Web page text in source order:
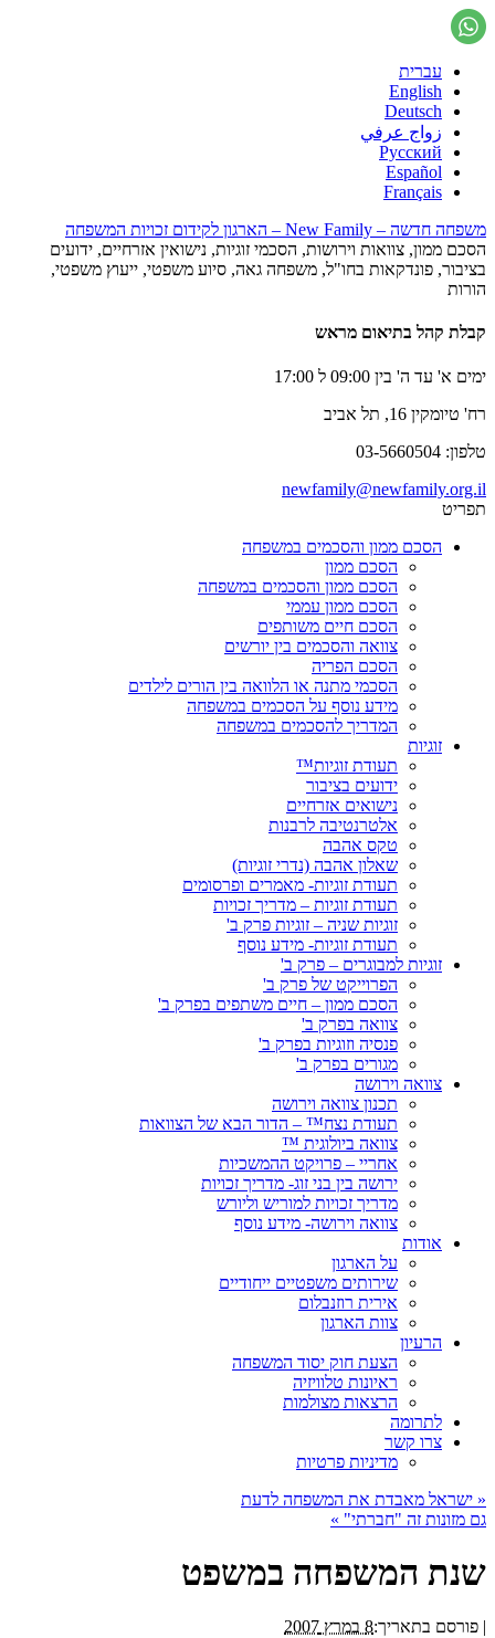
עברית
English
Deutsch
زواج عرفي
Русский
Español
Français
משפחה חדשה – New Family – הארגון לקידום זכויות המשפחה
הסכם ממון, צוואות וירושות, הסכמי זוגיות, נישואין אזרחיים, ידועים
בציבור, פונדקאות בחו"ל, משפחה גאה, סיוע משפטי, ייעוץ משפטי,
הורות
קבלת קהל בתיאום מראש
ימים א' עד ה' בין 09:00 ל 17:00
רח' טיומקין 16, תל אביב
טלפון: 03-5660504
newfamily@newfamily.org.il
תפריט
הסכם ממון והסכמים במשפחה
הסכם ממון
הסכם ממון והסכמים במשפחה
הסכם ממון עממי
הסכם חיים משותפים
צוואה והסכמים בין יורשים
הסכם הפריה
הסכמי מתנה או הלוואה בין הורים לילדים
מידע נוסף על הסכמים במשפחה
המדריך להסכמים במשפחה
זוגיות
תעודת זוגיות™
ידועים בציבור
נישואים אזרחיים
אלטרנטיבה לרבנות
טקס אהבה
שאלון אהבה (נדרי זוגיות)
תעודת זוגיות- מאמרים ופרסומים
תעודת זוגיות – מדריך זכויות
זוגיות שניה – זוגיות פרק ב'
תעודת זוגיות- מידע נוסף
זוגיות למבוגרים – פרק ב'
הפרוייקט של פרק ב'
הסכם ממון – חיים משתפים בפרק ב'
צוואה בפרק ב'
פנסיה וזוגיות בפרק ב'
מגורים בפרק ב'
צוואה וירושה
תכנון צוואה וירושה
תעודת נצח™ – הדור הבא של הצוואות
צוואה ביולוגית ™
אחריי – פרויקט ההמשכיות
ירושה בין בני זוג- מדריך זכויות
מדריך זכויות למוריש וליורש
צוואה וירושה- מידע נוסף
אודות
על הארגון
שירותים משפטיים ייחודיים
אירית רוזנבלום
צוות הארגון
הרעיון
הצעת חוק יסוד המשפחה
ראיונות טלוויזיה
הרצאות מצולמות
לתרומה
צרו קשר
מדיניות פרטיות
« ישראל מאבדת את המשפחה לדעת
גם מזונות זה "חברתי" »
שנת המשפחה במשפט
| פורסם בתאריך:8 במרץ 2007